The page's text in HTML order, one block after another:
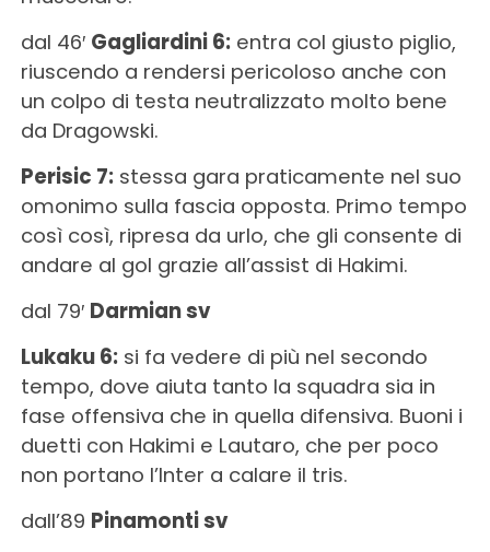
dal 46′ Gagliardini 6:entra col giusto piglio,
riuscendo a rendersi pericoloso anche con
un colpo di testa neutralizzato molto bene
da Dragowski.
Perisic 7:stessa gara praticamente nel suo
omonimo sulla fascia opposta. Primo tempo
così così, ripresa da urlo, che gli consente di
andare al gol grazie all’assist di Hakimi.
dal 79′ Darmian sv
Lukaku 6:si fa vedere di più nel secondo
tempo, dove aiuta tanto la squadra sia in
fase offensiva che in quella difensiva. Buoni i
duetti con Hakimi e Lautaro, che per poco
non portano l’Inter a calare il tris.
dall’89 Pinamonti sv